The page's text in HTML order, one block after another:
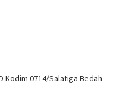
Kodim 0714/Salatiga Bedah